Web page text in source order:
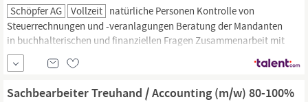
Schöpfer AG Vollzeit natürliche Personen Kontrolle von
Steuerrechnungen und -veranlagungen Beratung der Mandanten
in buchhalterischen und finanziellen Fragen Zusammenarbeit mit
internen Steuerspezialisten Ihr Profil Kaufmännischer Abschluss
mit Weiterbildung als Treuhänder:in mit eidg. Fachausweis,
Rechnungswesen mit eidg.
Sachbearbeiter Treuhand / Accounting (m/w) 80-100%